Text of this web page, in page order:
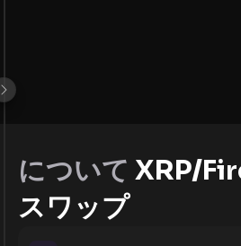
について XRP/
スワップ